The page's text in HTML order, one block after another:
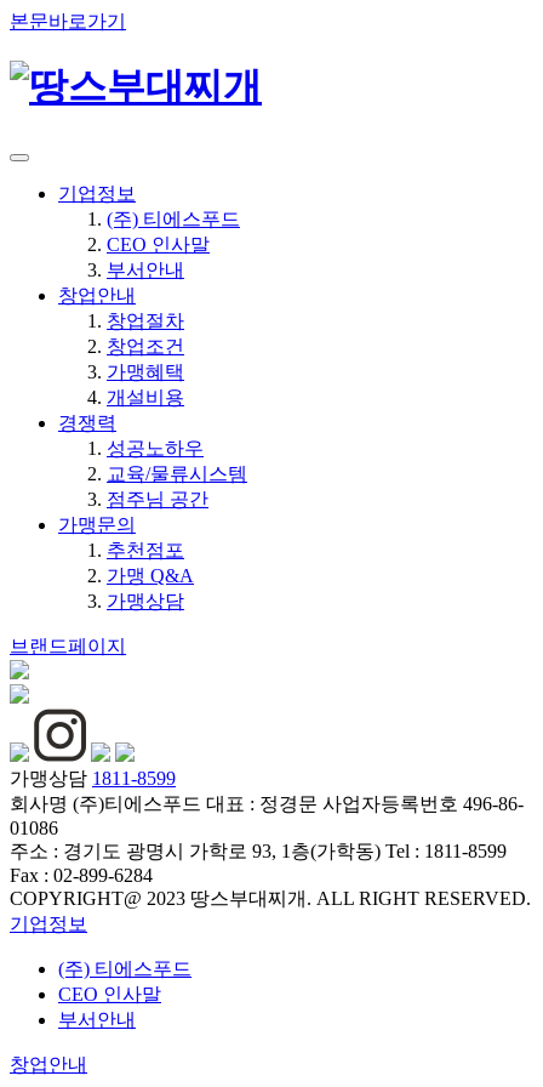
본문바로가기
기업정보
(주) 티에스푸드
CEO 인사말
부서안내
창업안내
창업절차
창업조건
가맹혜택
개설비용
경쟁력
성공노하우
교육/물류시스템
점주님 공간
가맹문의
추천점포
가맹 Q&A
가맹상담
브랜드페이지
가맹상담 1811-8599
회사명 (주)티에스푸드 대표 : 정경문 사업자등록번호 496-86-
01086
주소 : 경기도 광명시 가학로 93, 1층(가학동) Tel : 1811-8599
Fax : 02-899-6284
COPYRIGHT@ 2023 땅스부대찌개. ALL RIGHT RESERVED.
기업정보
(주) 티에스푸드
CEO 인사말
부서안내
창업안내